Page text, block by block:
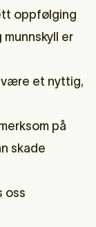
oppfølging
er
være et nyttig,
på
skade
oss